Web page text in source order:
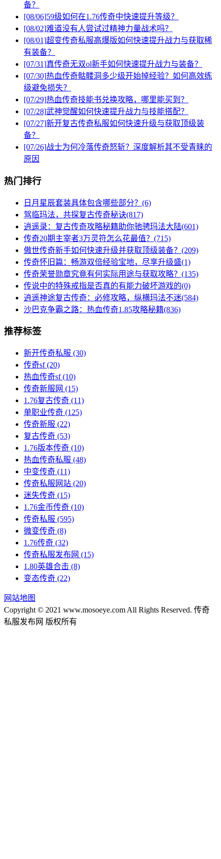
备？
[08/06]59级如何在1.76传奇中快速提升等级？
[08/02]难道没有人尝试过精神力量战术吗？
[08/01]超变传奇私服高爆版如何快速提升战力与获取稀
有装备？
[07/31]真传奇无双ol新手如何快速提升战力与装备？
[07/30]热血传奇骷髅洞多少级开始掉经验？如何高效练
级避免损失？
[07/29]热血传奇技能书兑换攻略，哪里能买到？
[07/28]武神觉醒如何快速提升战力与技能搭配？
[07/27]新开复古传奇私服如何快速升级与获取顶级装
备？
[07/26]战士为何冷落传奇怒斩？深度解析其不受青睐的
原因
热门排行
日月星辰套装具体包含哪些部分？(6)
驾临玛法，共探复古传奇秘诀(817)
逍遥录：复古传奇攻略秘籍助你驰骋玛法大陆(601)
传奇20期主宰者3万灵符怎么花最值？(715)
傲世传奇新手如何快速升级并获取顶级装备？(209)
传奇怀旧篇：畅游双倍经验宝地，尽享升级盛(1)
传奇荣誉勋章究竟有何实际用途与获取攻略？(135)
传说中的特殊戒指是否真的有能力破坏游戏的(0)
逍遥神途复古传奇：必修攻略，纵横玛法不迷(584)
沙巴克争霸之路：热血传奇1.85攻略秘籍(836)
推荐标签
新开传奇私服 (30)
传奇sf(20)
热血传奇sf(10)
传奇新服网 (15)
1.76复古传奇 (11)
单职业传奇 (125)
传奇新服 (22)
复古传奇 (53)
1.76版本传奇 (10)
热血传奇私服 (48)
中变传奇 (11)
传奇私服网站 (20)
迷失传奇 (15)
1.76金币传奇 (10)
传奇私服 (595)
微变传奇 (8)
1.76传奇 (32)
传奇私服发布网 (15)
1.80英雄合击 (8)
变态传奇 (22)
网站地图
Copyright © 2021 www.mosoeye.com All Rights Reserved. 传奇
私服发布网 版权所有